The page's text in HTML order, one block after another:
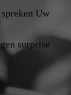
Uw
surprise